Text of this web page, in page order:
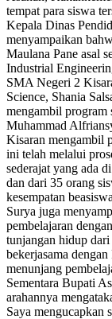
tempat para siswa
Kepala Dinas
menyampaikan
Maulana Pane asal
Industrial
SMA Negeri 2
Science, Shania
mengambil
Muhammad
Kisaran mengambil
ini telah melalui
sederajat yang ada
dan dari 35 orang
kesempatan
Surya juga
pembelajaran
tunjangan hidup
bekerjasama
menunjang
Sementara Bupati
arahannya
Saya mengucapkan